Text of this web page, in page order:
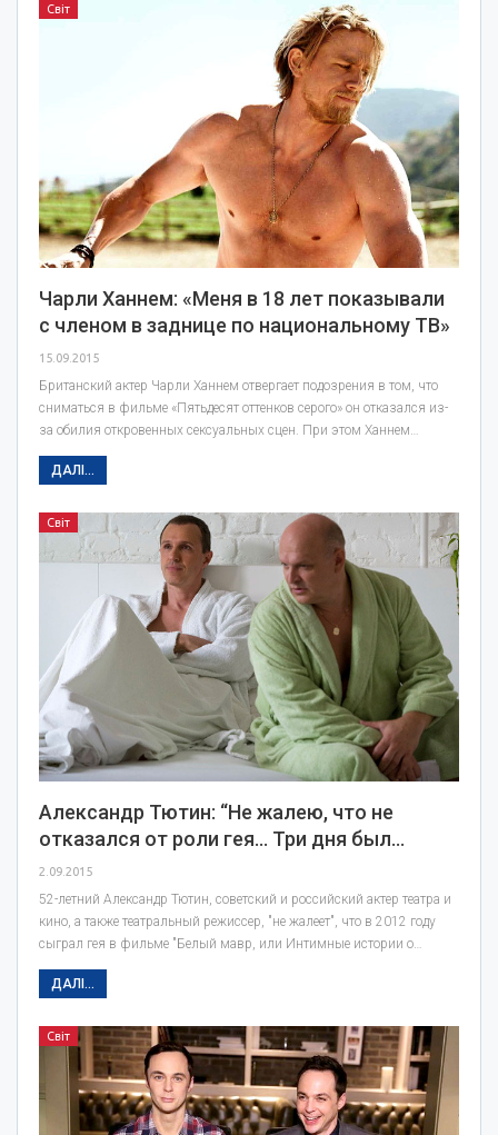
Світ
Чарли Ханнем: «Меня в 18 лет показывали
с членом в заднице по национальному ТВ»
15.09.2015
Британский актер Чарли Ханнем отвергает подозрения в том, что
сниматься в фильме «Пятьдесят оттенков серого» он отказался из-
за обилия откровенных сексуальных сцен. При этом Ханнем…
ДАЛІ...
Світ
Александр Тютин: “Не жалею, что не
отказался от роли гея… Три дня был…
2.09.2015
52-летний Александр Тютин, советский и российский актер театра и
кино, а также театральный режиссер, "не жалеет", что в 2012 году
сыграл гея в фильме "Белый мавр, или Интимные истории о…
ДАЛІ...
Світ